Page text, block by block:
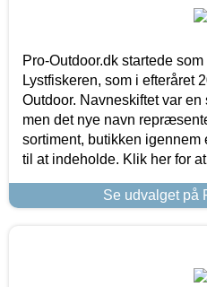
Pro-Outdoor.dk startede
Lystfiskeren, som i efteråret
Outdoor. Navneskiftet var
men det nye navn
sortiment, butikken
til at indeholde. Klik her for
Se udvalget på